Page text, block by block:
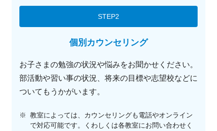
STEP2
個別カウンセリング
お子さまの勉強の状況や悩みをお聞かせください。
部活動や習い事の状況、将来の目標や志望校などに
ついてもうかがいます。
※
教室によっては、カウンセリングも電話やオンライン
で対応可能です。くわしくは各教室にお問い合わせく